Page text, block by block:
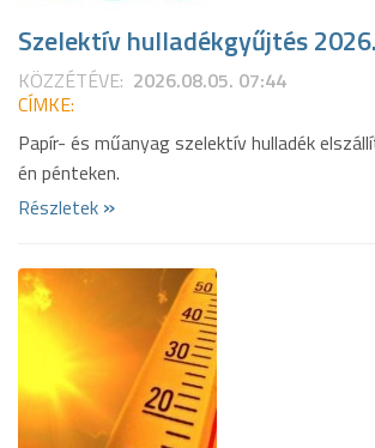
Szelektív hulladékgyűjtés
KÖZZÉTÉVE: 2026.08.05. 07:44
CÍMKE:
Papír- és műanyag szelektív hulladék
én pénteken.
Részletek »